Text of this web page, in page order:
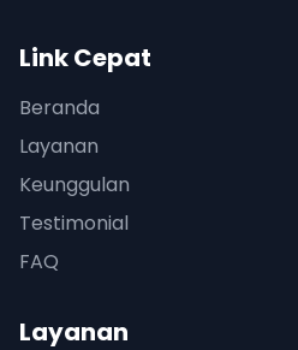
Link Cepat
Beranda
Layanan
Keunggulan
Testimonial
FAQ
Layanan